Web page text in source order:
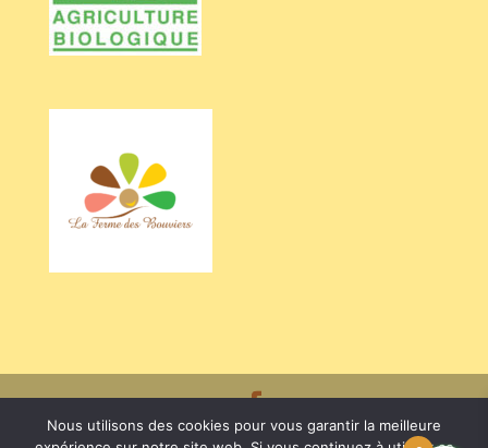
Crédits BARRIEU Véronique - Photos Valentine CHAPUIS /
Nous utilisons des cookies pour vous garantir la meilleure